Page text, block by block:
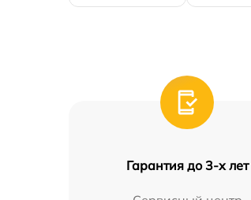
Гарантия до 3-х лет